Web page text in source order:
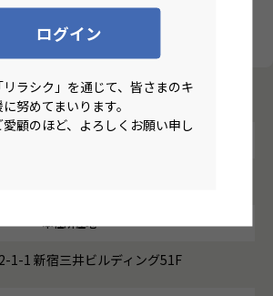
ログイン
ラシク」を通じて、皆さまのキ
努めてまいります。
顧のほど、よろしくお願い申し
ロジー株式会社
本社所在地
1-1 新宿三井ビルディング51F